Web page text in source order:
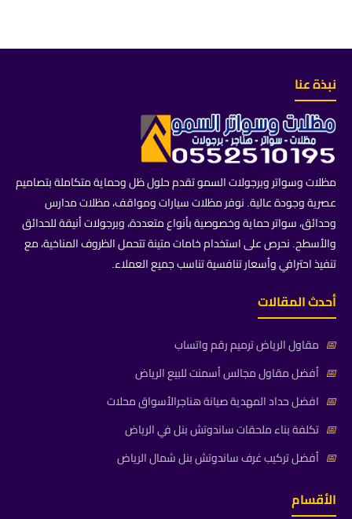
نبذة عنا
مظلات وسواتر وبرجولات السمو تقدم حلول ظل وحماية متكاملة بتصاميم
عصرية وجودة عالية. نوفر مظلات سيارات ومواقف، مظلات مدارس
وحدائق، سواتر حماية وخصوصية بأنواع متعددة، وبرجولات أنيقة للحدائق
والأسطح. نحرص على استخدام خامات متينة تتحمل الظروف المناخية، مع
تنفيذ احترافي وأسعار تنافسية تناسب جميع العملاء.
أحدث المقالات
📅 مقاول الرياض ترميم رقم واتساب
📅 أفضل مقاول مجالس أسمنت للبيع الرياض
📅 افضل حداد المهدية صيانة هناجرالأسواق محلات
📅 تكلفة بناء ملحقات ساندوتش بنل في الرياض
📅 أفضل تركيب غرف ساندوتش بنل شمال الرياض
الأقسام